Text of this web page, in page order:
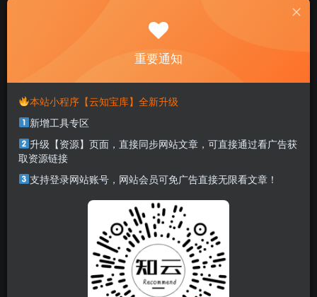
Be happy for this moment, this moment is your life.
享受当下的快乐，因为这一刻正是你的人生
本站部分资源打包为压缩包以方便分享，涉及较多
击解压密码
软件介绍
仅仅几百KB大小的小程序，可以修改包括但不限于图片视频
exe程序等这个程序是为了防止恶心的云盘自动屏蔽资源写
的，更多功能自己开发使用。
另外，程序仅仅经过本人使用验证，
重要通知
本站小程序【云知宝库】全新升级
新增工具专区
升级【资源】页面，直接同步网站文章，可直接通过看广告获
取资源链接
支持登录网站账号，网站会员可免广告直接无限看文章！